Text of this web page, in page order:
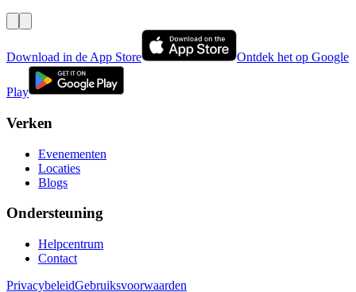
Download in de App Store Ontdek het op Google
Play
Verken
Evenementen
Locaties
Blogs
Ondersteuning
Helpcentrum
Contact
PrivacybeleidGebruiksvoorwaarden